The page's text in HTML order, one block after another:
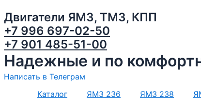
Двигатели ЯМЗ, ТМЗ, КПП
+7 996 697-02-50
+7 901 485-51-00
Надежные и по
Написать в Телеграм
Каталог
ЯМЗ 236 ЯМЗ 238